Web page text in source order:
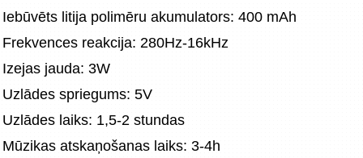
Iebūvēts litija polimēru akumulators: 400 mAh
Frekvences reakcija: 280Hz-16kHz
Izejas jauda: 3W
Uzlādes spriegums: 5V
Uzlādes laiks: 1,5-2 stundas
Mūzikas atskaņošanas laiks: 3-4h